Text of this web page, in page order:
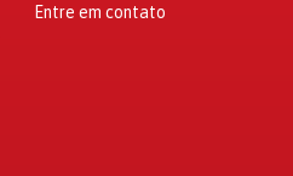
Entre em contato